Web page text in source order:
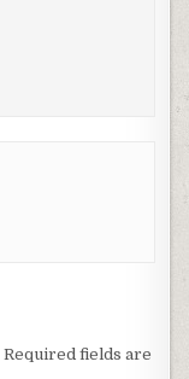
Required fields are